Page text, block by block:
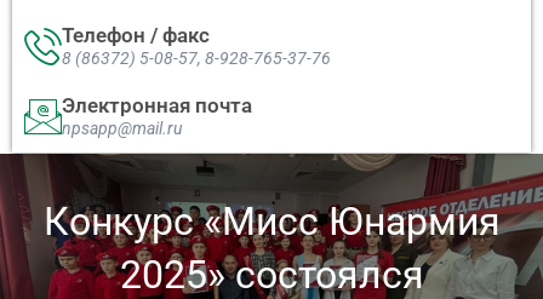
Телефон / факс
8 (86372) 5-08-57, 8-928-765-37-76
Электронная почта
npsapp@mail.ru
️Конкурс «Мисс Юнармия
2025» состоялся